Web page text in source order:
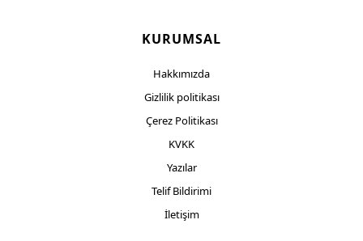
KURUMSAL
Hakkımızda
Gizlilik politikası
Çerez Politikası
KVKK
Yazılar
Telif Bildirimi
İletişim